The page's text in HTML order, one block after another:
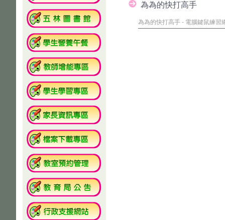
為為的快打高手
為為的快打高手 - 電腦鍵鼠練習